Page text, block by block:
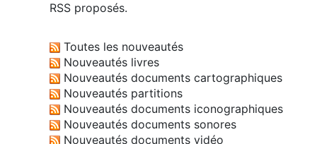
RSS proposés.
Toutes les nouveautés
Nouveautés livres
Nouveautés documents cartographiques
Nouveautés partitions
Nouveautés documents iconographiques
Nouveautés documents sonores
Nouveautés documents vidéo